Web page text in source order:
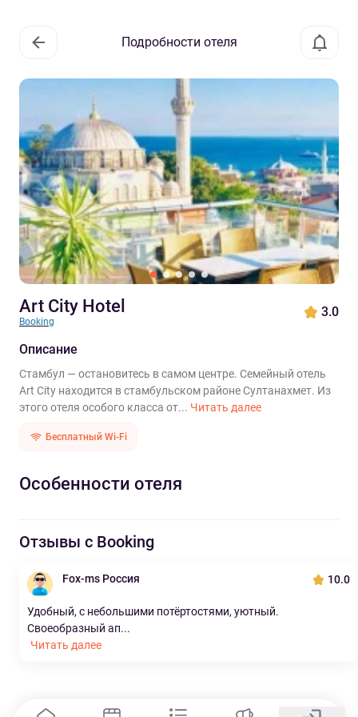
Подробности отеля
Art City Hotel
Booking
3.0
Описание
Стамбул — остановитесь в самом центре. Семейный отель
Art City находится в стамбульском районе Султанахмет. Из
этого отеля особого класса от... Читать далее
Бесплатный Wi-Fi
Особенности отеля
Отзывы с Booking
Fox-ms Россия 10.0
Удобный, с небольшими потёртостями, уютный.
Своеобразный ап...
Читать далее